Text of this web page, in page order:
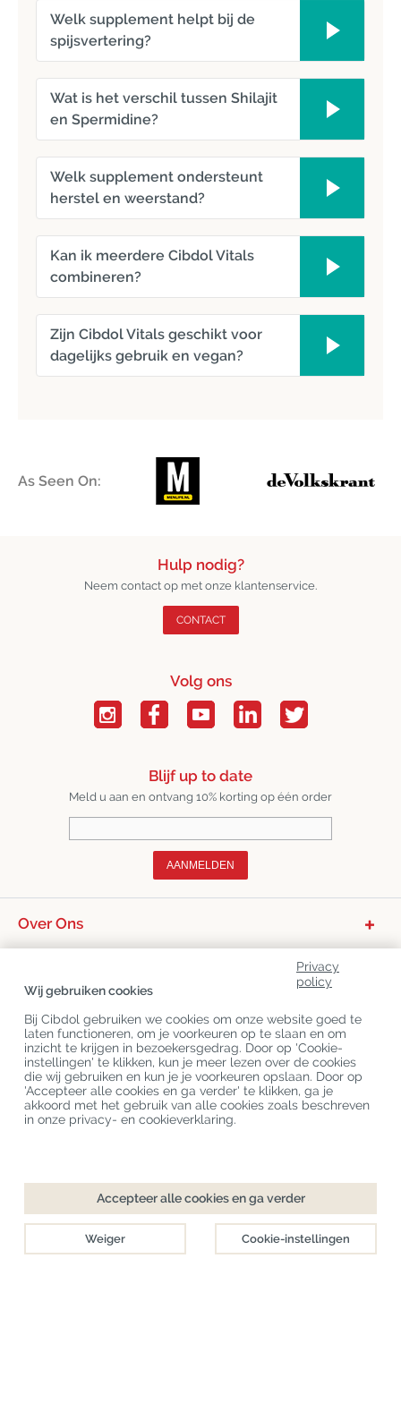
Welk supplement helpt bij de
spijsvertering?
Wat is het verschil tussen Shilajit
en Spermidine?
Welk supplement ondersteunt
herstel en weerstand?
Kan ik meerdere Cibdol Vitals
combineren?
Zijn Cibdol Vitals geschikt voor
dagelijks gebruik en vegan?
As Seen On:
Hulp nodig?
Neem contact op met onze klantenservice.
CONTACT
Volg ons
Blijf up to date
Meld u aan en ontvang 10% korting op één order
AANMELDEN
Over Ons
Klantenservice
Laatste CBD Blogs
Privacy
policy
Wij gebruiken cookies
Bij Cibdol gebruiken we cookies om onze website goed te
laten functioneren, om je voorkeuren op te slaan en om
inzicht te krijgen in bezoekersgedrag. Door op 'Cookie-
instellingen' te klikken, kun je meer lezen over de cookies
die wij gebruiken en kun je je voorkeuren opslaan. Door op
'Accepteer alle cookies en ga verder' te klikken, ga je
akkoord met het gebruik van alle cookies zoals beschreven
in onze privacy- en cookieverklaring.
Accepteer alle cookies en ga verder
Weiger Cookie-instellingen
Copyright © Cibdol
Last updated 08-08-2026
Cibdol bv
, Handelsweg 1a, 5492NL Sint-Oedenrode, the Netherlands
KvK: 76495035 VAT: NL860644923B01